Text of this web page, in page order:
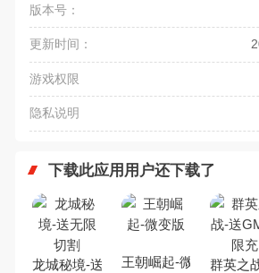
版本号：
更新时间：
游戏权限
隐私说明
下载此应用用户还下载了
龙城秘境-送无限切割王朝崛起-微变版群英之